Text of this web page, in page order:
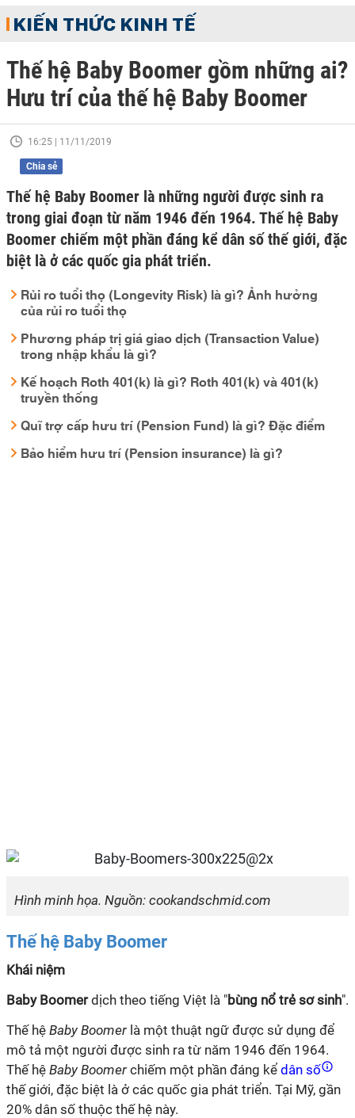
KIẾN THỨC KINH TẾ
Thế hệ Baby Boomer gồm những ai?
Hưu trí của thế hệ Baby Boomer
16:25 | 11/11/2019
Chia sẻ
Thế hệ Baby Boomer là những người được sinh ra
trong giai đoạn từ năm 1946 đến 1964. Thế hệ Baby
Boomer chiếm một phần đáng kể dân số thế giới, đặc
biệt là ở các quốc gia phát triển.
Rủi ro tuổi thọ (Longevity Risk) là gì? Ảnh hưởng
của rủi ro tuổi thọ
Phương pháp trị giá giao dịch (Transaction Value)
trong nhập khẩu là gì?
Kế hoạch Roth 401(k) là gì? Roth 401(k) và 401(k)
truyền thống
Quĩ trợ cấp hưu trí (Pension Fund) là gì? Đặc điểm
Bảo hiểm hưu trí (Pension insurance) là gì?
Hình minh họa. Nguồn: cookandschmid.com
Thế hệ Baby Boomer
Khái niệm
Baby Boomerdịch theo tiếng Việt là "bùng nổ trẻ sơ sinh".
Thế hệ Baby Boomer là một thuật ngữ được sử dụng để
mô tả một người được sinh ra từ năm 1946 đến 1964.
Thế hệ Baby Boomer chiếm một phần đáng kể dân số
thế giới, đặc biệt là ở các quốc gia phát triển. Tại Mỹ, gần
20% dân số thuộc thế hệ này.